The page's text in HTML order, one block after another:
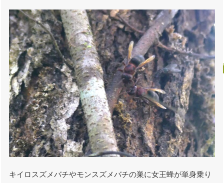
キイロスズメバチやモンスズメバチの巣に女王蜂が単身乗り